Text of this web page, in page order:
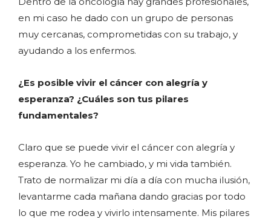
en mi caso he dado con un grupo de personas
muy cercanas, comprometidas con su trabajo, y
ayudando a los enfermos.
¿Es posible vivir el cáncer con alegría y
esperanza? ¿Cuáles son tus pilares
fundamentales?
Claro que se puede vivir el cáncer con alegría y
esperanza. Yo he cambiado, y mi vida también.
Trato de normalizar mi día a día con mucha ilusión,
levantarme cada mañana dando gracias por todo
lo que me rodea y vivirlo intensamente. Mis pilares